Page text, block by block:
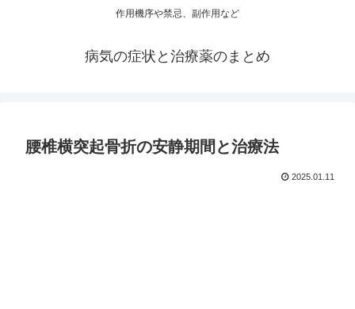
作用機序や禁忌、副作用など
病気の症状と治療薬のまとめ
腰椎横突起骨折の安静期間と治療法
2025.01.11